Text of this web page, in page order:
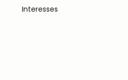
Interesses